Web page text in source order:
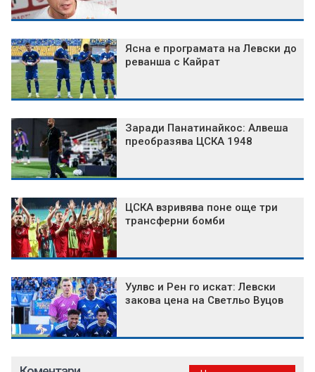
Ясна е програмата на Левски до
реванша с Кайрат
Заради Панатинайкос: Алвеша
преобразява ЦСКА 1948
ЦСКА взривява поне още три
трансферни бомби
Уулвс и Рен го искат: Левски
закова цена на Светльо Вуцов